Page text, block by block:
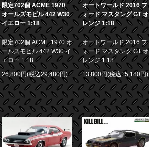
限定702個 ACME 1970
オールズモビル 442 W30
イエロー 1:18
限定702個 ACME 1970 オ
ールズモビル 442 W30 イ
エロー 1:18
26,800円(税込29,480円)
オートワールド 2016 フ
ォード マスタング GT オ
レンジ 1:18
オートワールド 2016 フ
ォード マスタング GT オ
レンジ 1:18
13,800円(税込15,180円)